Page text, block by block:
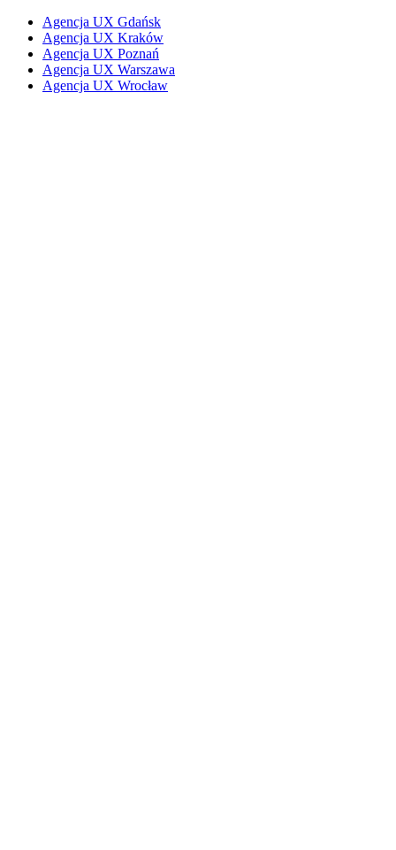
Agencja UX Gdańsk
Agencja UX Kraków
Agencja UX Poznań
Agencja UX Warszawa
Agencja UX Wrocław